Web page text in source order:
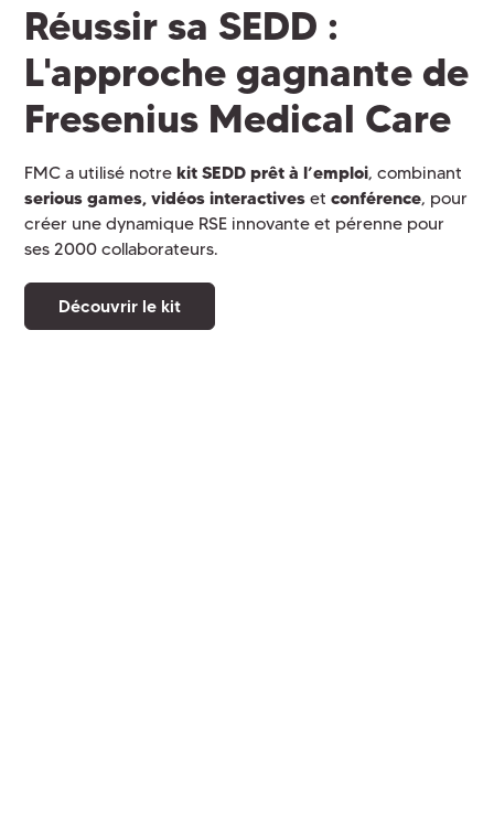
Réussir sa SEDD :
L'approche gagnante de
Fresenius Medical Care
FMC a utilisé notrekit SEDD prêt à l’emploi, combinant
serious games, vidéos interactivesetconférence, pour
créer une dynamique RSE innovante et pérenne pour
ses 2000 collaborateurs.
Découvrir le kit